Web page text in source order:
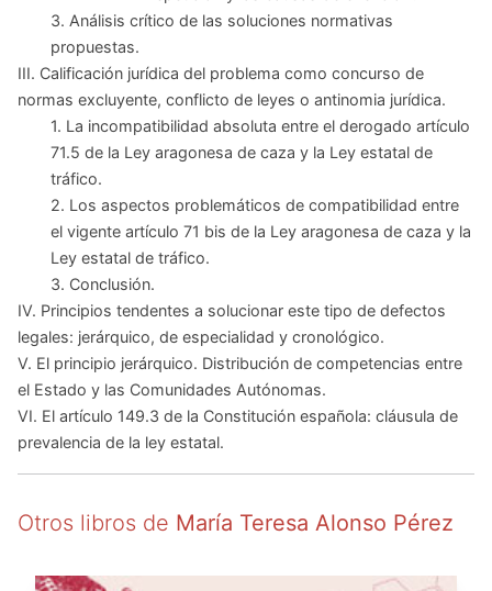
3. Análisis crítico de las soluciones normativas
propuestas.
III. Calificación jurídica del problema como concurso de
normas excluyente, conflicto de leyes o antinomia jurídica.
1. La incompatibilidad absoluta entre el derogado artículo
71.5 de la Ley aragonesa de caza y la Ley estatal de
tráfico.
2. Los aspectos problemáticos de compatibilidad entre
el vigente artículo 71 bis de la Ley aragonesa de caza y la
Ley estatal de tráfico.
3. Conclusión.
IV. Principios tendentes a solucionar este tipo de defectos
legales: jerárquico, de especialidad y cronológico.
V. El principio jerárquico. Distribución de competencias entre
el Estado y las Comunidades Autónomas.
VI. El artículo 149.3 de la Constitución española: cláusula de
prevalencia de la ley estatal.
Otros libros de María Teresa Alonso Pérez